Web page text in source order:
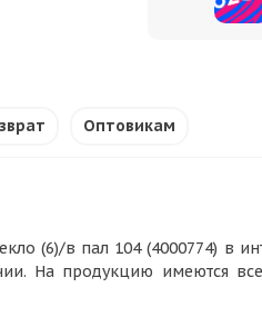
Оптовикам
(6)/в пал 104 (4000774) в
На продукцию имеются